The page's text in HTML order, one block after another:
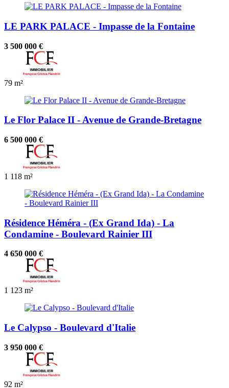
LE PARK PALACE - Impasse de la Fontaine
3 500 000 €
79 m²
Le Flor Palace II - Avenue de Grande-Bretagne
6 500 000 €
1 118 m²
Résidence Héméra - (Ex Grand Ida) - La
Condamine - Boulevard Rainier III
4 650 000 €
1 123 m²
Le Calypso - Boulevard d'Italie
3 950 000 €
92 m²